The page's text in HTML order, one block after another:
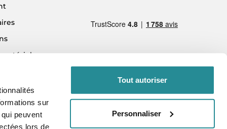
sur
peuvent
lors de
Tout autoriser
Personnaliser
matériel